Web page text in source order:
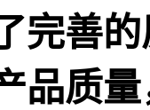
完善
品质